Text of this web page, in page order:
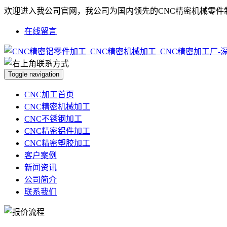
欢迎进入我公司官网，我公司为国内领先的CNC精密机械零件
在线留言
Toggle navigation
CNC加工首页
CNC精密机械加工
CNC不锈钢加工
CNC精密铝件加工
CNC精密塑胶加工
客户案例
新闻资讯
公司简介
联系我们